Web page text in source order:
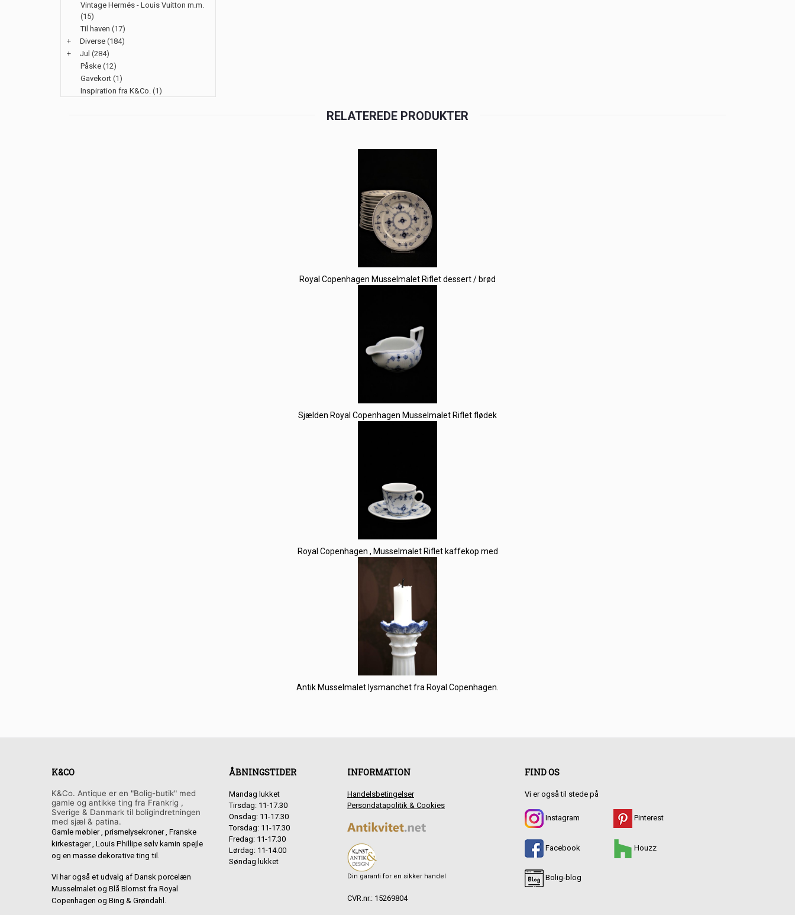
Vintage Hermés - Louis Vuitton m.m.
(15)
Til haven (17)
+
Diverse (184)
+
Jul (284)
Påske (12)
Gavekort (1)
Inspiration fra K&Co. (1)
RELATEREDE PRODUKTER
Royal Copenhagen Musselmalet Riflet dessert / brød
Sjælden Royal Copenhagen Musselmalet Riflet flødek
Royal Copenhagen , Musselmalet Riflet kaffekop med
Antik Musselmalet lysmanchet fra Royal Copenhagen.
K&CO
K&Co. Antique er en "Bolig-butik" med
gamle og antikke ting fra Frankrig ,
Sverige & Danmark til boligindretningen
med sjæl & patina.
Gamle møbler , prismelysekroner , Franske
kirkestager , Louis Phillipe sølv kamin spejle
og en masse dekorative ting til.
Vi har også et udvalg af Dansk porcelæn
Musselmalet og Blå Blomst fra Royal
Copenhagen og Bing & Grøndahl.
ÅBNINGSTIDER
Mandag lukket
Tirsdag: 11-17.30
Onsdag: 11-17.30
Torsdag: 11-17.30
Fredag: 11-17.30
Lørdag: 11-14.00
Søndag lukket
INFORMATION
Handelsbetingelser
Persondatapolitik & Cookies
Din garanti for en sikker handel
CVR.nr.: 15269804
FIND OS
Vi er også til stede på
Instagram
Facebook
Bolig-blog
Pinterest
Houzz